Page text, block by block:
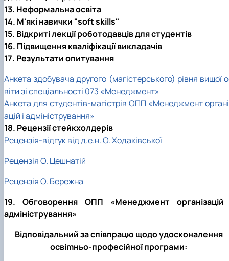
13. Неформальна освіта
14. М'які навички "soft skills"
15. Відкриті лекції роботодавців для студентів
16. Підвищення кваліфікації викладачів
17. Результати опитування
Анкета здобувача другого (магістерського) рівня вищої
віти зі спеціальності 073 «Менеджмент»
Анкета для студентів-магістрів ОПП «Менеджмент
ацій і адміністрування»
18. Рецензії стейкхолдерів
Рецензія-відгук від д.е.н. О. Ходаківської
Рецензія О. Цешнатій
Рецензія О. Бережна
19. Обговорення ОПП «Менеджмент організацій
адміністрування»
Відповідальний за співпрацю щодо удосконалення
освіmньо-професійної програми: